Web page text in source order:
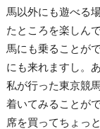
馬以外にも遊べる
たところを楽しん
馬にも乗ることが
にも来れますし。
私が行った東京競
着いてみることが
席を買ってちょっ